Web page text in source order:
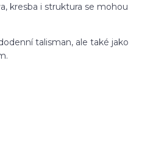
kresba i struktura se mohou
talisman, ale také jako